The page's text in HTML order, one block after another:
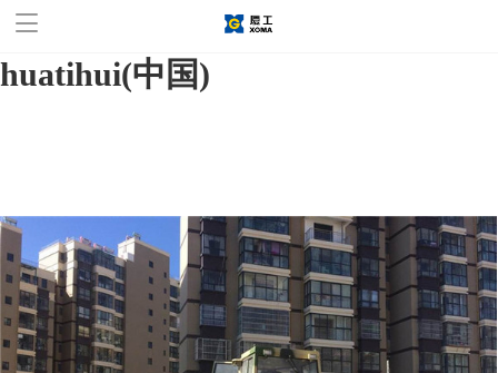
华体会官方网站,华体会
huatihui(中国)